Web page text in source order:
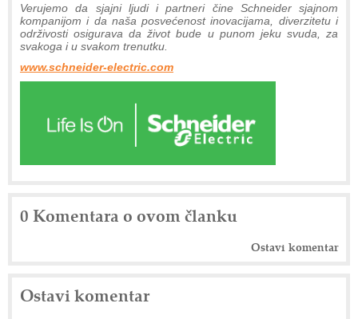
Verujemo da sjajni ljudi i partneri čine Schneider sjajnom
kompanijom i da naša posvećenost inovacijama, diverzitetu i
održivosti osigurava da život bude u punom jeku svuda, za
svakoga i u svakom trenutku.
www.schneider-electric.com
0 Komentara o ovom članku
Ostavi komentar
Ostavi komentar